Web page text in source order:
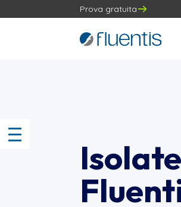
Prova gratuita